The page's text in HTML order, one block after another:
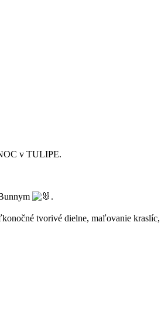
v TULIPE.
.
tvorivé dielne, maľovanie